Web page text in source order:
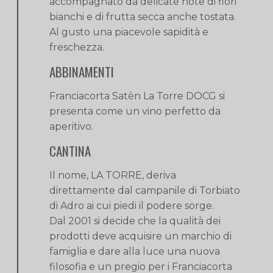
bianchi e di frutta secca anche tostata.
Al gusto una piacevole sapidità e
freschezza.
ABBINAMENTI
Franciacorta Satèn La Torre DOCG si
presenta come un vino perfetto da
aperitivo.
CANTINA
Il nome, LA TORRE, deriva
direttamente dal campanile di Torbiato
di Adro ai cui piedi il podere sorge.
Dal 2001 si decide che la qualità dei
prodotti deve acquisire un marchio di
famiglia e dare alla luce una nuova
filosofia e un pregio per i Franciacorta